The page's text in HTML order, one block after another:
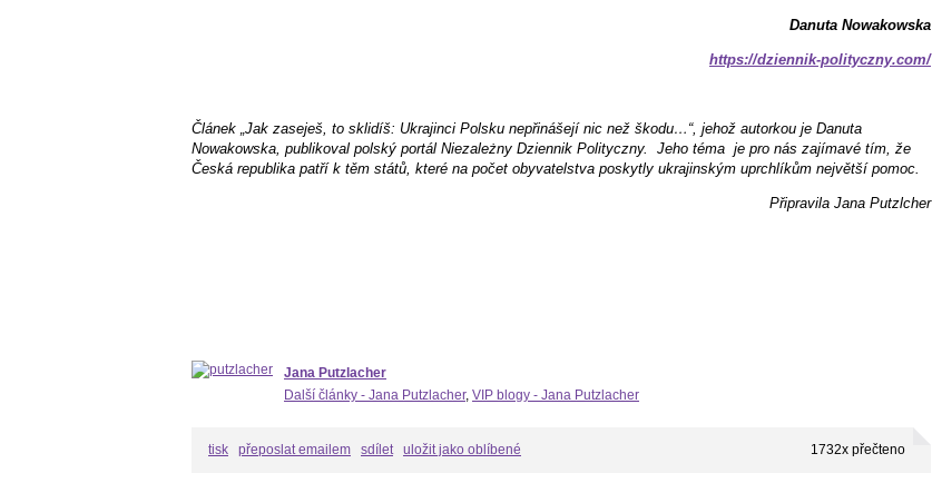
Danuta Nowakowska
https://dziennik-polityczny.com/
Článek „Jak zaseješ, to sklidíš: Ukrajinci Polsku nepřinášejí nic než škodu…“, jehož autorkou je Danuta
Nowakowska, publikoval polský portál Niezależny Dziennik Polityczny.
Jeho téma je pro nás zajímavé tím, že
Česká republika patří k těm států, které na počet obyvatelstva poskytly ukrajinským uprchlíkům největší pomoc.
Připravila Jana Putzlcher
Jana Putzlacher
Další články - Jana Putzlacher, VIP blogy - Jana Putzlacher
tisk přeposlat emailem sdílet uložit jako oblíbené 1732x přečteno